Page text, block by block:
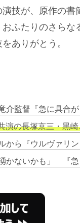
技が、原作の書
ふたりのさらな
ありがとう。
代ら祝福【コメントあり】